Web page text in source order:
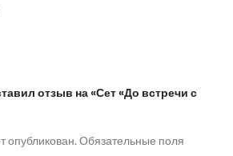
отзыв на «Сет «До встречи с
опубликован. Обязательные поля